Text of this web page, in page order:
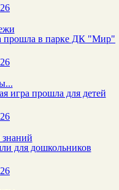
прошла в парке ДК "Мир"
игра прошла для детей
для дошкольников